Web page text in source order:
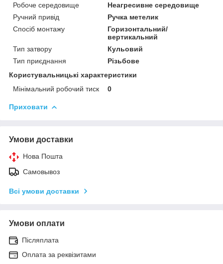
Робоче середовище
Неагресивне середовище
Ручний привід
Ручка метелик
Спосіб монтажу
Горизонтальний/
вертикальний
Тип затвору
Кульовий
Тип приєднання
Різьбове
Користувальницькі характеристики
Мінімальний робочий тиск
0
Приховати
Умови доставки
Нова Пошта
Самовывоз
Всі умови доставки
Умови оплати
Післяплата
Оплата за реквізитами